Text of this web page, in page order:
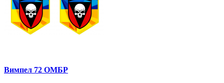
Вимпел 72 ОМБР